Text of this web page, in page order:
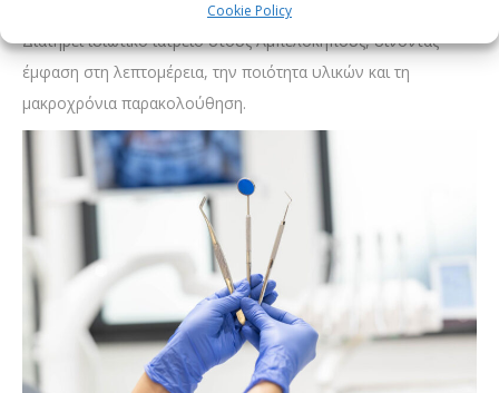
Cookie Policy
Διατηρεί ιδιωτικό ιατρείο στους Αμπελόκηπους, δίνοντας
έμφαση στη λεπτομέρεια, την ποιότητα υλικών και τη
μακροχρόνια παρακολούθηση.